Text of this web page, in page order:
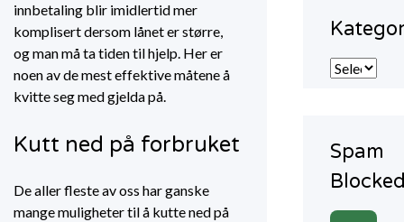
innbetaling blir imidlertid mer
komplisert dersom lånet er større,
og man må ta tiden til hjelp. Her er
noen av de mest effektive måtene å
kvitte seg med gjelda på.
Kutt ned på forbruket
De aller fleste av oss har ganske
mange muligheter til å kutte ned på
Kategorier
Spam